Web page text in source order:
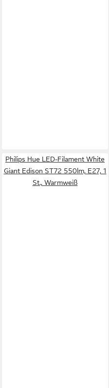
Philips Hue LED-Filament White
Giant Edison ST72 550lm, E27, 1
St., Warmweiß